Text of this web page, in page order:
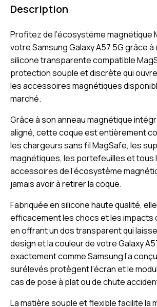
Description
Profitez de l’écosystème magnétique
votre Samsung Galaxy A57 5G grâce
silicone transparente compatible
protection souple et discrète qui
les accessoires magnétiques
marché.
Grâce à son anneau magnétique
aligné, cette coque est entièrement
les chargeurs sans fil MagSafe, les
magnétiques, les portefeuilles et tous
accessoires de l’écosystème
jamais avoir à retirer la coque.
Fabriquée en silicone haute qualité,
efficacement les chocs et les impacts
en offrant un dos transparent qui
design et la couleur de votre Galaxy
exactement comme Samsung l’a
surélevés protègent l’écran et le
cas de pose à plat ou de chute
La matière souple et flexible facilite la